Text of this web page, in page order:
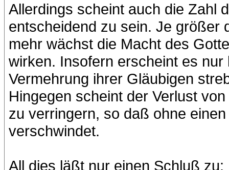
Allerdings scheint auch die Zahl
entscheidend zu sein. Je größer
mehr wächst die Macht des
wirken. Insofern erscheint es
Vermehrung ihrer Gläubigen
Hingegen scheint der Verlust
zu verringern, so daß ohne
verschwindet.
All dies läßt nur einen Schluß